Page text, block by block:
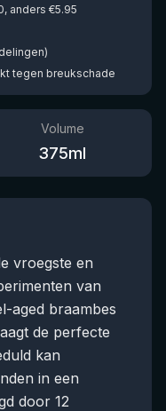
anders €5.95
tegen breukschade
Volume
375ml
vroegste en
van
aged braambes
de perfecte
kan
in een
door 12